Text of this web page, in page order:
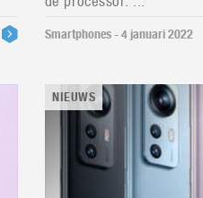
Smartphones - 4 januari 2022
NIEUWS